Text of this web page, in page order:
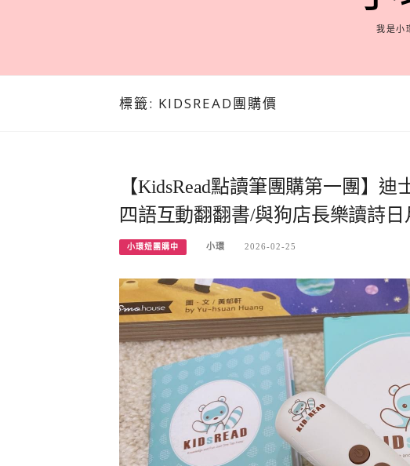
我是小
標籤: KIDSREAD團購價
【KidsRead點讀筆團購第一團】
四語互動翻翻書/與狗店長樂讀詩
小環妞團購中 小環 2026-02-25